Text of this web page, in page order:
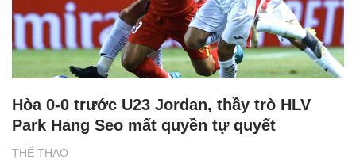
THỂ THAO
Hòa 0-0 trước U23 Jordan, thầy trò HLV
Park Hang Seo mất quyền tự quyết